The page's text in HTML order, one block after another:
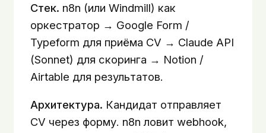
Стек. n8n (или Windmill) как
оркестратор → Google Form /
Typeform для приёма CV → Claude API
(Sonnet) для скоринга → Notion /
Airtable для результатов.
Архитектура. Кандидат отправляет
CV через форму. n8n ловит webhook,